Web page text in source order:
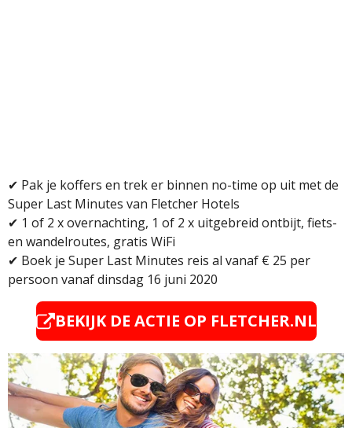
✔ Pak je koffers en trek er binnen no-time op uit met de
Super Last Minutes van Fletcher Hotels
✔ 1 of 2 x overnachting, 1 of 2 x uitgebreid ontbijt, fiets-
en wandelroutes, gratis WiFi
✔ Boek je Super Last Minutes reis al vanaf € 25 per
persoon vanaf dinsdag 16 juni 2020
BEKIJK DE ACTIE OP FLETCHER.NL